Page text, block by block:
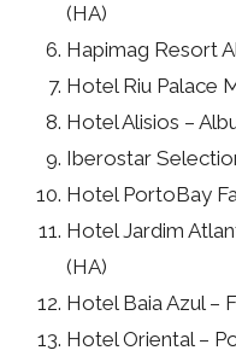
(HA)
Hapimag Resort
Hotel Riu Palace
Hotel Alisios –
Iberostar
Hotel PortoBay
Hotel Jardim
(HA)
Hotel Baia Azul –
Hotel Oriental –